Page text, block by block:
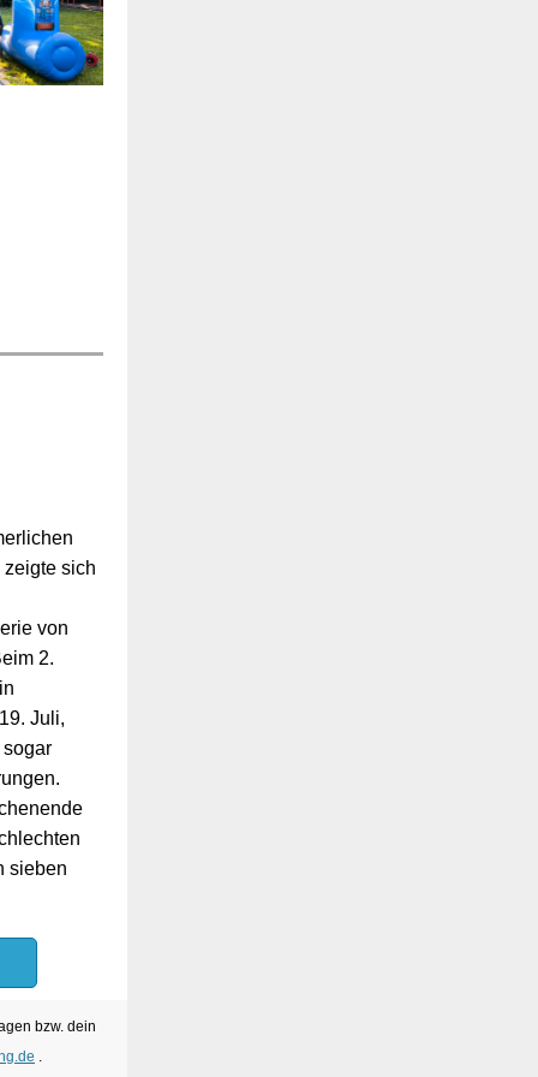
zeigte sich
von
2.
Juli,
sieben
bzw. dein
.